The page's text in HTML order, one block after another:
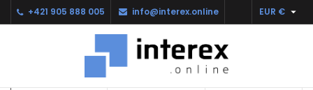
+421 905 888 005 info@interex.online EUR € 